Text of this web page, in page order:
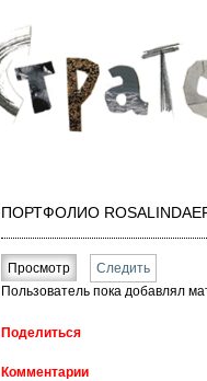
ПОРТФОЛИО
Главные вкладки
Просмотр (активная вкладка)
Следить
Пользователь пока добавлял
Поделиться
Комментарии